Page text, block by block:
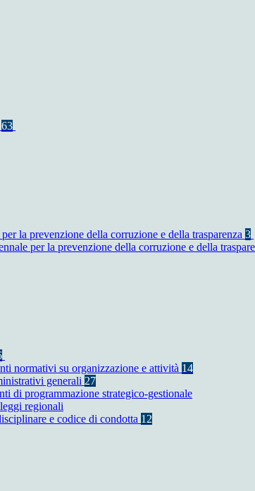
63
la prevenzione della corruzione e della trasparenza 3
per la prevenzione della corruzione e della
normativi su organizzazione e attività 14
generali 27
di programmazione strategico-gestionale
regionali
e codice di condotta 12